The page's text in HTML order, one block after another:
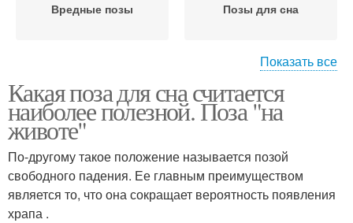
Вредные позы Позы для сна
Разные позы Позы во время
Полезные позы Вредная поза
Показать все
Какая поза для сна считается
наиболее полезной. Поза "на
животе"
По-другому такое положение называется позой
свободного падения. Ее главным преимуществом
является то, что она сокращает вероятность появления
храпа .